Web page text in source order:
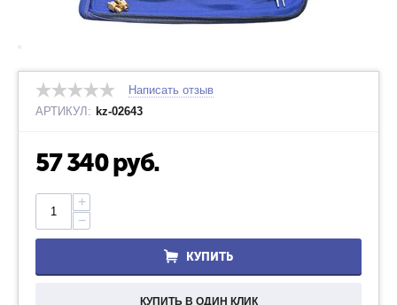
Написать отзыв
АРТИКУЛ: kz-02643
57 340руб.
+
−
КУПИТЬ
КУПИТЬ В ОДИН КЛИК